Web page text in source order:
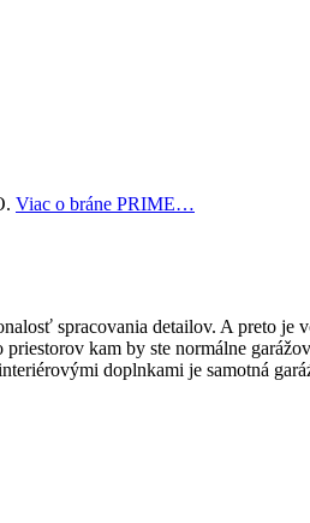
Viac o bráne PRIME…
spracovania detailov. A preto je
kam by ste normálne
doplnkami je samotná